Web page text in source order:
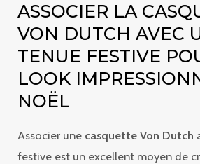
ASSOCIER LA
VON DUTCH AVEC
TENUE FESTIVE
LOOK
NOËL
Associer une casquette Von Dutch
festive est un excellent moyen de